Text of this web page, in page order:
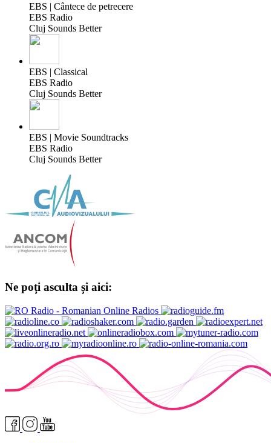
EBS | Cântece de petrecere
EBS Radio
Cluj Sounds Better
EBS | Classical
EBS Radio
Cluj Sounds Better
EBS | Movie Soundtracks
EBS Radio
Cluj Sounds Better
Ne poți asculta și aici: